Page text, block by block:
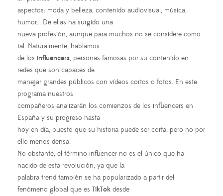
aspectos: moda y belleza, contenido audiovisual, música,
humor… De ellas ha surgido una
nueva profesión, aunque para muchos no se considere como
tal. Naturalmente, hablamos
de los influencers, personas famosas por su contenido en
redes que son capaces de
manejar grandes públicos con vídeos cortos o fotos. En este
programa nuestros
compañeros analizarán los comienzos de los influencers en
España y su progreso hasta
hoy en día, puesto que su historia puede ser corta, pero no por
ello menos densa.
No obstante, el término influencer no es el único que ha
nacido de esta revolución, ya que la
palabra trend también se ha popularizado a partir del
fenómeno global que es TikTok desde